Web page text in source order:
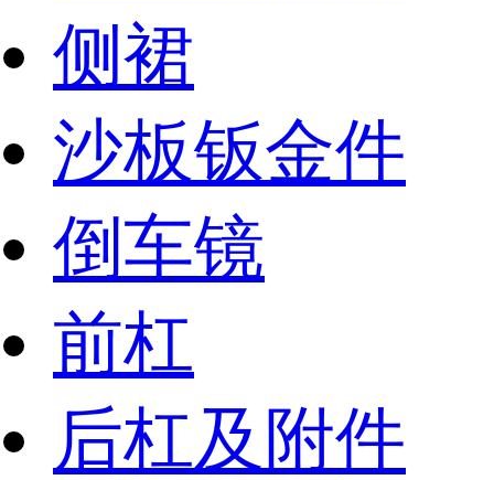
侧裙
沙板钣金件
倒车镜
前杠
后杠及附件